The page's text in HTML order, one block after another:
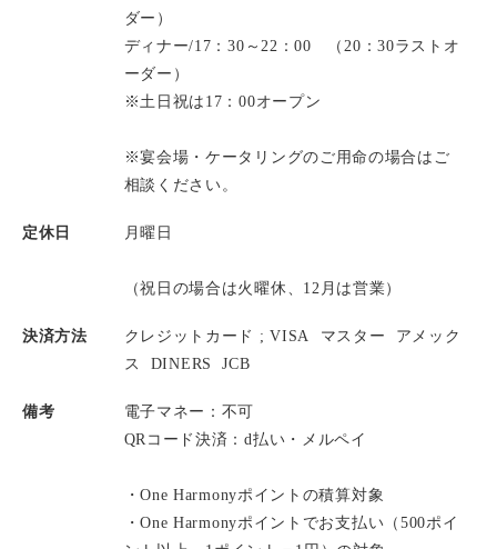
ダー）
ディナー/17：30～22：00 （20：30ラストオ
ーダー）
※土日祝は17：00オープン
※宴会場・ケータリングのご用命の場合はご
相談ください。
定休日 月曜日
（祝日の場合は火曜休、12月は営業）
決済方法 クレジットカード ; VISA マスター
アメック
ス
DINERS JCB
備考
電子マネー：不可
QRコード決済：d払い・メルペイ
・One Harmonyポイントの積算対象
・One Harmonyポイントでお支払い（500ポイ